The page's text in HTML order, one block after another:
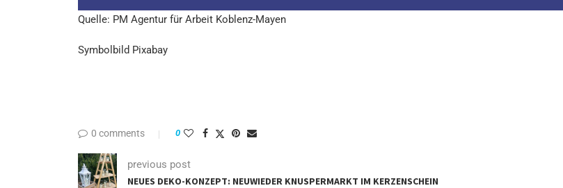
Quelle: PM Agentur für Arbeit Koblenz-Mayen
Symbolbild Pixabay
0 comments 0
previous post
NEUES DEKO-KONZEPT: NEUWIEDER KNUSPERMARKT IM KERZENSCHEIN